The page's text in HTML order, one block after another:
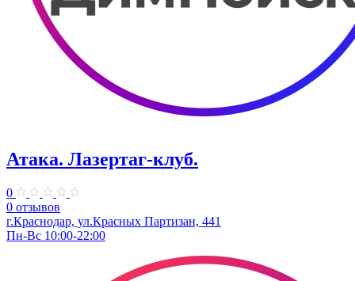
Атака. ​Лазертаг-клуб.
0
0 отзывов
г.Краснодар, ул.Красных Партизан, 441
Пн-Вс 10:00-22:00